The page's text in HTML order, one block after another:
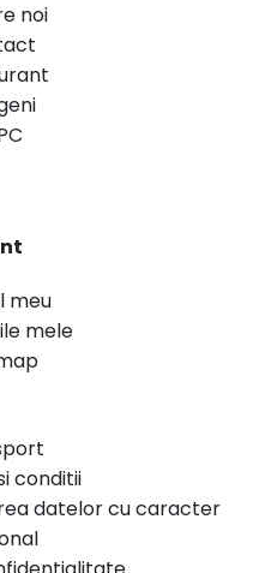
noi
meu
mele
conditii
datelor cu caracter